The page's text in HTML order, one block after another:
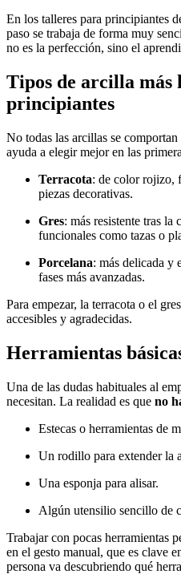
En los talleres para principiantes
paso se trabaja de forma muy
no es la perfección, sino el
Tipos de arcilla más
principiantes
No todas las arcillas se
ayuda a elegir mejor en las
Terracota: de color rojizo,
piezas decorativas.
Gres: más resistente tras la
funcionales como tazas o
Porcelana: más delicada y
fases más avanzadas.
Para empezar, la terracota o el
accesibles y agradecidas.
Herramientas
Una de las dudas habituales al
necesitan. La realidad es que no
Estecas o herramientas de
Un rodillo para extender la
Una esponja para alisar.
Algún utensilio sencillo de
Trabajar con pocas herramientas
en el gesto manual, que es clave
persona va descubriendo qué